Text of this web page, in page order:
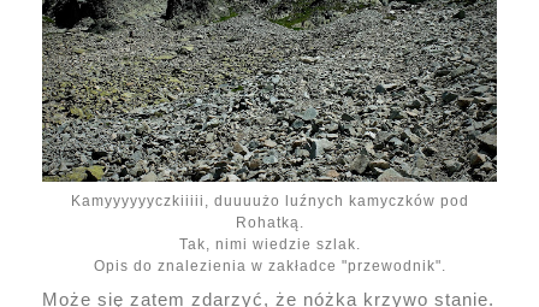
Kamyyyyyyczkiiiii, duuuużo luźnych kamyczków pod
Rohatką.
Tak, nimi wiedzie szlak.
Opis do znalezienia w zakładce "przewodnik".
Może się zatem zdarzyć, że nóżka krzywo stanie.